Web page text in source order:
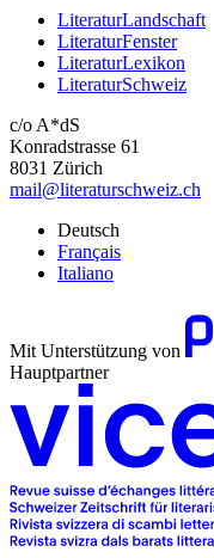
LiteraturLandschaft
LiteraturFenster
LiteraturLexikon
LiteraturSchweiz
c/o A*dS
Konradstrasse 61
8031 Zürich
mail@literaturschweiz.ch
Deutsch
Français
Italiano
Mit Unterstützung von
Hauptpartner